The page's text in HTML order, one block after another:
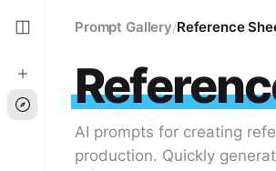
Prompt Gallery/Reference
AI prompts for creating
production. Quickly